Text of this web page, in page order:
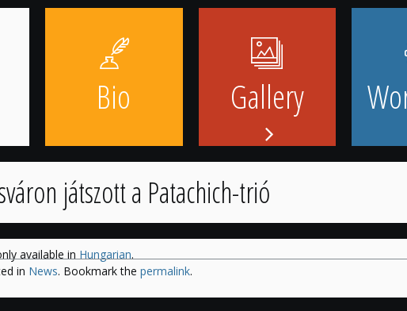
Bio Gallery
játszott a Patachich-trió
available in Hungarian.
in News. Bookmark the permalink.